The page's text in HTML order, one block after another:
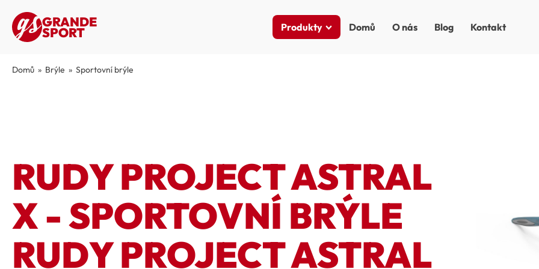
GRANDE
SPORT Produkty Domů O nás Blog Kontakt
Domů » Brýle » Sportovní brýle
RUDY PROJECT ASTRAL
X - SPORTOVNÍ BRÝLE
RUDY PROJECT ASTRAL